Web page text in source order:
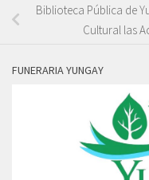
Biblioteca Pública de
Cultural las
FUNERARIA YUNGAY